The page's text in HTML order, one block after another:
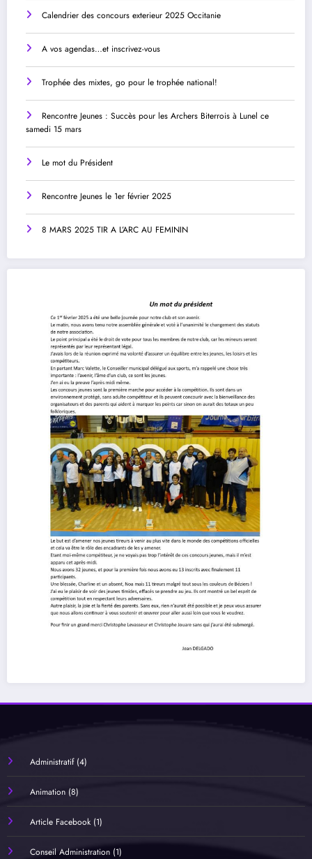
Calendrier des concours exterieur 2025 Occitanie
A vos agendas…et inscrivez-vous
Trophée des mixtes, go pour le trophée national!
Rencontre Jeunes : Succès pour les Archers Biterrois à Lunel ce
samedi 15 mars
Le mot du Président
Rencontre Jeunes le 1er février 2025
8 MARS 2025 TIR A L’ARC AU FEMININ
Administratif(4)
Animation(8)
Article Facebook(1)
Conseil Administration(1)